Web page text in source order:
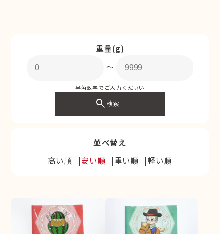
重量(g)
〜
半角数字でご入力ください
search検索
並べ替え
高い順
安い順 重い順 軽い順